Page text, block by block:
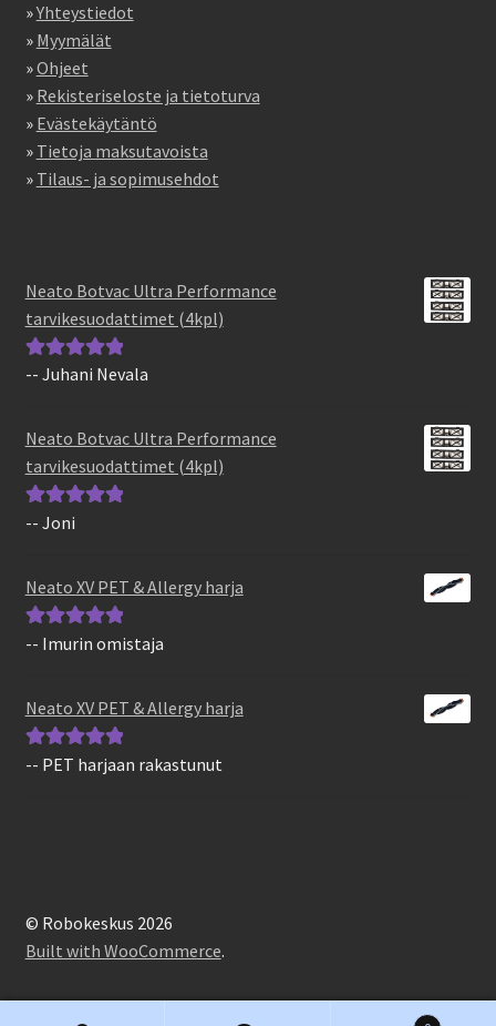
»Yhteystiedot
» Myymälät
»Ohjeet
» Rekisteriseloste ja tietoturva
» Evästekäytäntö
» Tietoja maksutavoista
» Tilaus- ja sopimusehdot
Neato Botvac Ultra Performance
tarvikesuodattimet (4kpl)
Arvostelu
-- Juhani Nevala
Neato Botvac Ultra Performance
tarvikesuodattimet (4kpl)
Arvostelu
-- Joni
Neato XV PET & Allergy harja
Arvostelu
-- Imurin omistaja
Neato XV PET & Allergy harja
Arvostelu
-- PET harjaan rakastunut
© Robokeskus 2026
Built with WooCommerce.